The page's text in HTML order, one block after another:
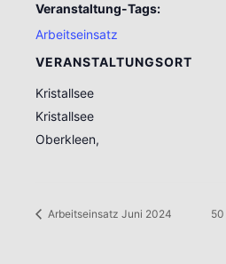
Veranstaltung-Tags:
Arbeitseinsatz
VERANSTALTUNGSORT
Kristallsee
Kristallsee
Oberkleen,
Arbeitseinsatz Juni 2024 50